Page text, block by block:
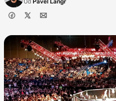
Od Pavel Langr